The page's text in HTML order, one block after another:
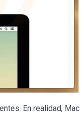
En realidad, Mac